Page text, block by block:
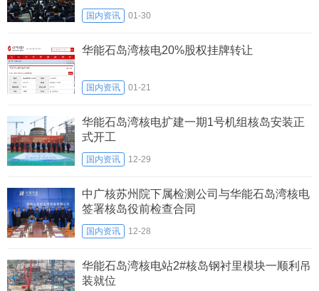
国内资讯 01-30
华能石岛湾核电20%股权挂牌转让
国内资讯 01-21
华能石岛湾核电扩建一期1号机组核岛安装正
式开工
国内资讯 12-29
中广核苏州院下属检测公司与华能石岛湾核电
签署核岛役前检查合同
国内资讯 12-28
华能石岛湾核电站2#核岛钢衬里模块一顺利吊
装就位